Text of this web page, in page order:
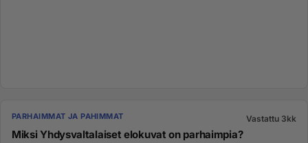
PARHAIMMAT JA PAHIMMAT Vastattu 3kk
Miksi Yhdysvaltalaiset elokuvat on parhaimpia?